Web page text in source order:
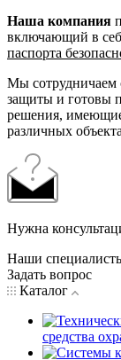
Наша компания
включающий в
паспорта
Мы сотрудничаем
защиты и готовы
решения,
различных
Нужна
Наши
Задать вопрос
Каталог
средства